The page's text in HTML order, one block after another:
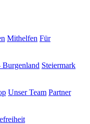
Mithelfen Für
Steiermark
Unser Team Partner